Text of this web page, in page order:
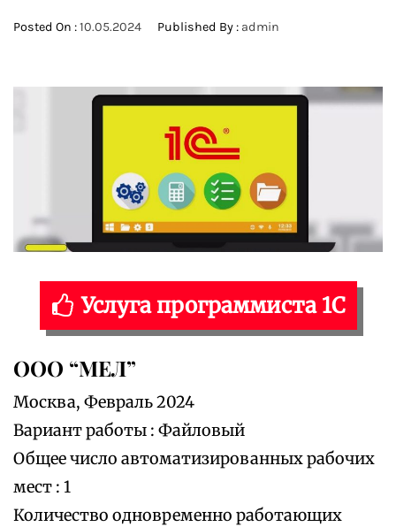
Posted On :10.05.2024 Published By : admin
Услуга программиста 1С
ООО “МЕЛ”
Москва, Февраль 2024
Вариант работы : Файловый
Общее число автоматизированных рабочих
мест : 1
Количество одновременно работающих